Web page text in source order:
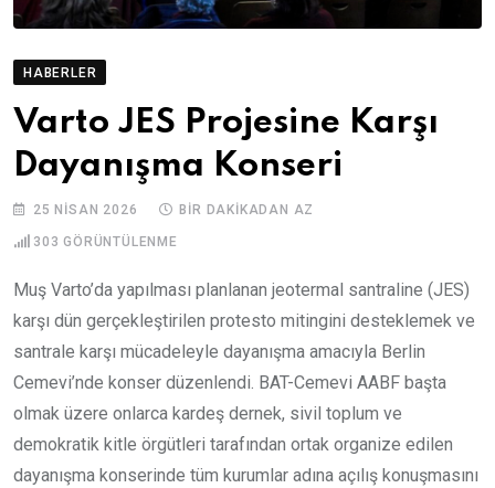
HABERLER
Varto JES Projesine Karşı
Dayanışma Konseri
25 NISAN 2026 BIR DAKIKADAN AZ
303 GÖRÜNTÜLENME
Muş Varto’da yapılması planlanan jeotermal santraline (JES)
karşı dün gerçekleştirilen protesto mitingini desteklemek ve
santrale karşı mücadeleyle dayanışma amacıyla Berlin
Cemevi’nde konser düzenlendi. BAT-Cemevi AABF başta
olmak üzere onlarca kardeş dernek, sivil toplum ve
demokratik kitle örgütleri tarafından ortak organize edilen
dayanışma konserinde tüm kurumlar adına açılış konuşmasını